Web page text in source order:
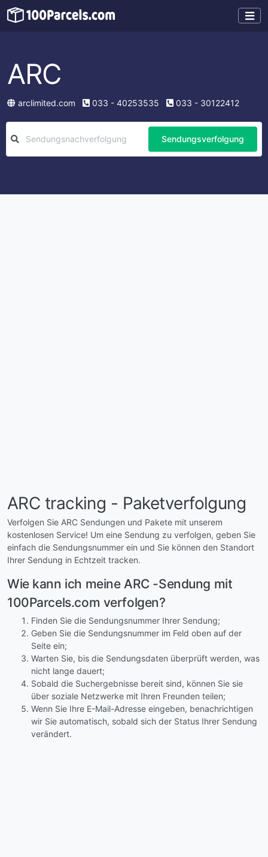
ARC
arclimited.com 033 - 40253535 033 - 30122412
Sendungsverfolgung
ARC tracking - Paketverfolgung
Verfolgen Sie ARC Sendungen und Pakete mit unserem
kostenlosen Service! Um eine Sendung zu verfolgen, geben Sie
einfach die Sendungsnummer ein und Sie können den Standort
Ihrer Sendung in Echtzeit tracken.
Wie kann ich meine ARC -Sendung mit
100Parcels.com verfolgen?
Finden Sie die Sendungsnummer Ihrer Sendung;
Geben Sie die Sendungsnummer im Feld oben auf der
Seite ein;
Warten Sie, bis die Sendungsdaten überprüft werden, was
nicht lange dauert;
Sobald die Suchergebnisse bereit sind, können Sie sie
über soziale Netzwerke mit Ihren Freunden teilen;
Wenn Sie Ihre E-Mail-Adresse eingeben, benachrichtigen
wir Sie automatisch, sobald sich der Status Ihrer Sendung
verändert.